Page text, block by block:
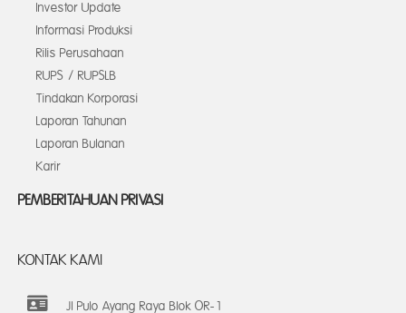
Investor Update
Informasi Produksi
Rilis Perusahaan
RUPS / RUPSLB
Tindakan Korporasi
Laporan Tahunan
Laporan Bulanan
Karir
PEMBERITAHUAN PRIVASI
KONTAK KAMI
Jl Pulo Ayang Raya Blok OR-1